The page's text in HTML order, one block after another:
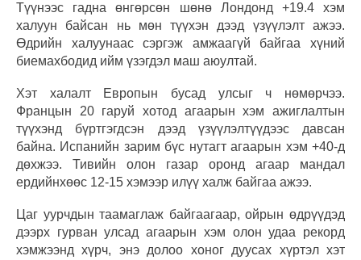
Түүнээс гадна өнгөрсөн шөнө Лондонд +19.4 хэм
халуун байсан нь мөн түүхэн дээд үзүүлэлт ажээ.
Өдрийн халуунаас сэргэж амжаагүй байгаа хүний
биемахбодид ийм үзэгдэл маш аюултай.
Хэт халалт Европын бусад улсыг ч нөмөрчээ.
Францын 20 гаруй хотод агаарын хэм ажиглалтын
түүхэнд бүртгэгдсэн дээд үзүүлэлтүүдээс давсан
байна. Испанийн зарим бүс нутагт агаарын хэм +40-д
дөхжээ. Тивийн олон газар оронд агаар мандал
ердийнхөөс 12-15 хэмээр илүү халж байгаа ажээ.
Цаг уурчдын таамаглаж байгаагаар, ойрын өдрүүдэд
дээрх гурван улсад агаарын хэм олон удаа рекорд
хэмжээнд хүрч, энэ долоо хоног дуусах хүртэл хэт